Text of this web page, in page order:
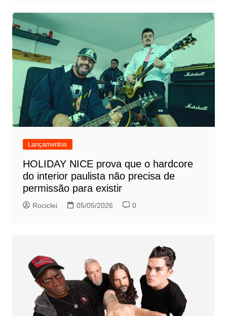
Lançamentos
HOLIDAY NICE prova que o hardcore
do interior paulista não precisa de
permissão para existir
Rociclei 05/05/2026 0